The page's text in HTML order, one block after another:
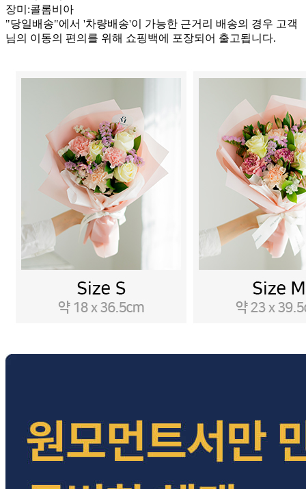
장미:콜롬비아
"당일배송"에서 '차량배송'이 가능한 근거리 배송의 경우 고객
님의 이동의 편의를 위해 쇼핑백에 포장되어 출고됩니다.